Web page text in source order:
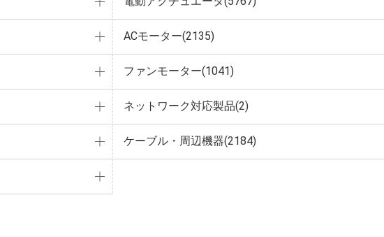
ACモーター(2135)
ファンモーター(1041)
ネットワーク対応製品(2)
ケーブル・周辺機器(2184)